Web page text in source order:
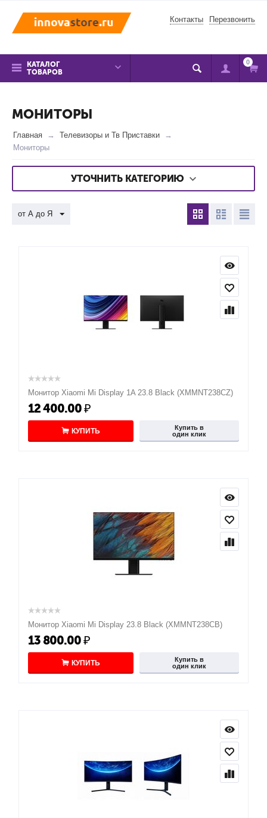
Контакты Перезвонить
КАТАЛОГ
ТОВАРОВ
0
МОНИТОРЫ
Главная
Телевизоры и Тв Приставки
Мониторы
УТОЧНИТЬ КАТЕГОРИЮ
от А до Я
Монитор Xiaomi Mi Display 1A 23.8 Black (XMMNT238CZ)
12 400.00₽
КУПИТЬ
Купить в
один клик
Монитор Xiaomi Mi Display 23.8 Black (XMMNT238CB)
13 800.00₽
КУПИТЬ
Купить в
один клик